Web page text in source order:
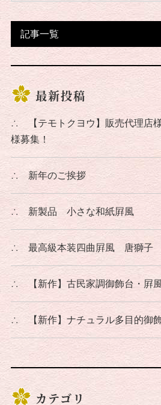
記事一覧
最新投稿
∴
【テモトクヨウ】販売代理店
様募集！
∴ 新年のご挨拶
∴ 新製品 小さな和紙屛風
∴ 最高級本装四曲屛風 唐獅子
∴ 【新作】古民家調御飾台・屛
∴ 【新作】ナチュラル多目的御
カテゴリ